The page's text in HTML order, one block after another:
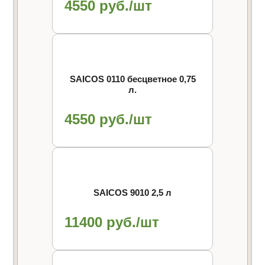
4550 руб./шт
SAICOS 0110 бесцветное 0,75
л.
4550 руб./шт
SAICOS 9010 2,5 л
11400 руб./шт